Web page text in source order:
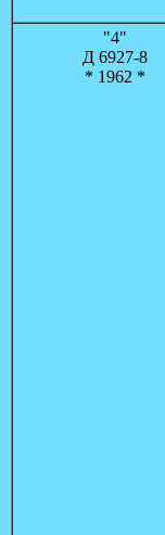
"4"
Д 6927-8
* 1962 *